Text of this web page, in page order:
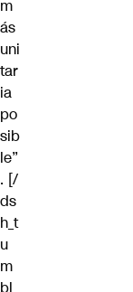
m
ás
uni
tar
ia
po
sib
le”
. [/
ds
h_t
u
m